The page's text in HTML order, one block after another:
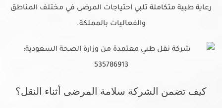
رعاية طبية متكاملة تلبي احتياجات المرضى في مختلف المناطق
والفعاليات بالمملكة.
كيف تضمن الشركة سلامة المرضى أثناء النقل؟